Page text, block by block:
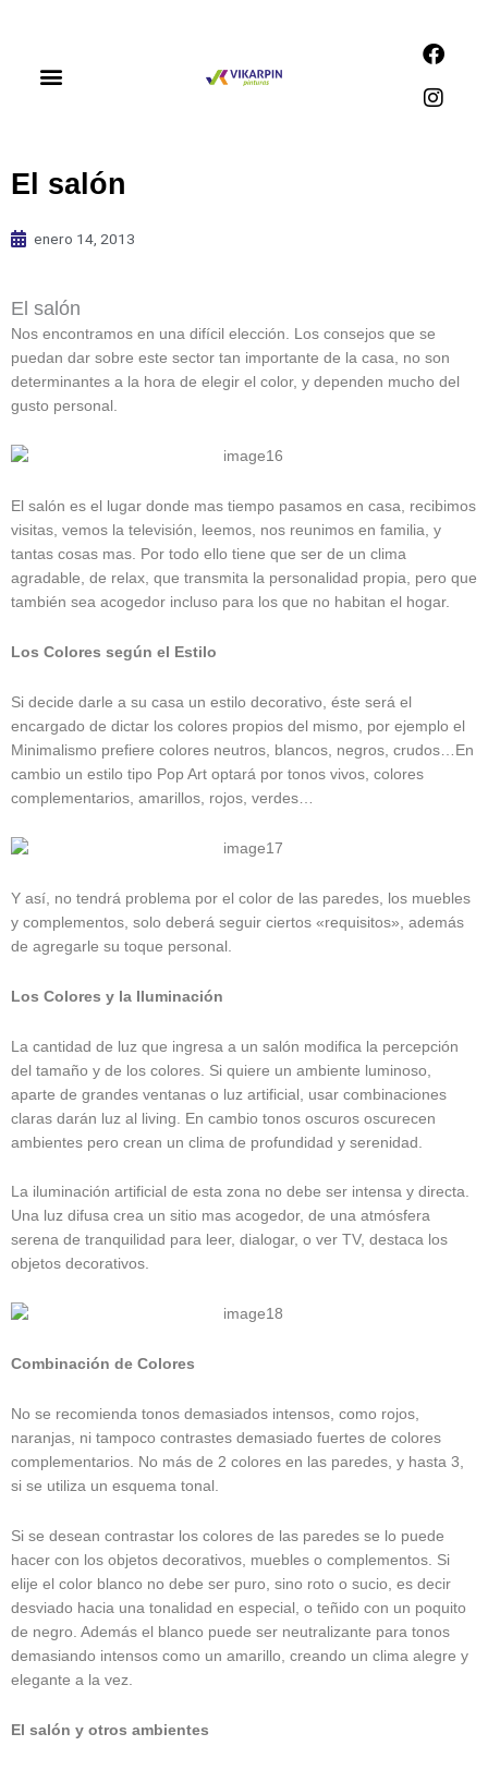
F
a
c
e
I
n
s
t
El salón
enero 14, 2013
El salón
Nos encontramos en una difícil elección. Los consejos que se
puedan dar sobre este sector tan importante de la casa, no son
determinantes a la hora de elegir el color, y dependen mucho del
gusto personal.
El salón es el lugar donde mas tiempo pasamos en casa, recibimos
visitas, vemos la televisión, leemos, nos reunimos en familia, y
tantas cosas mas. Por todo ello tiene que ser de un clima
agradable, de relax, que transmita la personalidad propia, pero que
también sea acogedor incluso para los que no habitan el hogar.
Los Colores según el Estilo
Si decide darle a su casa un estilo decorativo, éste será el
encargado de dictar los colores propios del mismo, por ejemplo el
Minimalismo prefiere colores neutros, blancos, negros, crudos…En
cambio un estilo tipo Pop Art optará por tonos vivos, colores
complementarios, amarillos, rojos, verdes…
Y así, no tendrá problema por el color de las paredes, los muebles
y complementos, solo deberá seguir ciertos «requisitos», además
de agregarle su toque personal.
Los Colores y la Iluminación
La cantidad de luz que ingresa a un salón modifica la percepción
del tamaño y de los colores. Si quiere un ambiente luminoso,
aparte de grandes ventanas o luz artificial, usar combinaciones
claras darán luz al living. En cambio tonos oscuros oscurecen
ambientes pero crean un clima de profundidad y serenidad.
La iluminación artificial de esta zona no debe ser intensa y directa.
Una luz difusa crea un sitio mas acogedor, de una atmósfera
serena de tranquilidad para leer, dialogar, o ver TV, destaca los
objetos decorativos.
Combinación de Colores
No se recomienda tonos demasiados intensos, como rojos,
naranjas, ni tampoco contrastes demasiado fuertes de colores
complementarios. No más de 2 colores en las paredes, y hasta 3,
si se utiliza un esquema tonal.
Si se desean contrastar los colores de las paredes se lo puede
hacer con los objetos decorativos, muebles o complementos. Si
elije el color blanco no debe ser puro, sino roto o sucio, es decir
desviado hacia una tonalidad en especial, o teñido con un poquito
de negro. Además el blanco puede ser neutralizante para tonos
demasiando intensos como un amarillo, creando un clima alegre y
elegante a la vez.
El salón y otros ambientes